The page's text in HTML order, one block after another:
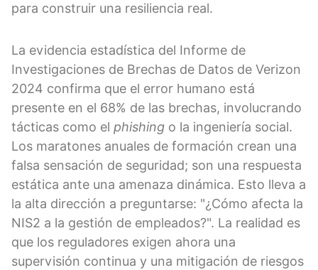
para construir una resiliencia real.
La evidencia estadística del Informe de
Investigaciones de Brechas de Datos de Verizon
2024 confirma que el error humano está
presente en el 68% de las brechas, involucrando
tácticas como el phishing o la ingeniería social.
Los maratones anuales de formación crean una
falsa sensación de seguridad; son una respuesta
estática ante una amenaza dinámica. Esto lleva a
la alta dirección a preguntarse: "¿Cómo afecta la
NIS2 a la gestión de empleados?". La realidad es
que los reguladores exigen ahora una
supervisión continua y una mitigación de riesgos